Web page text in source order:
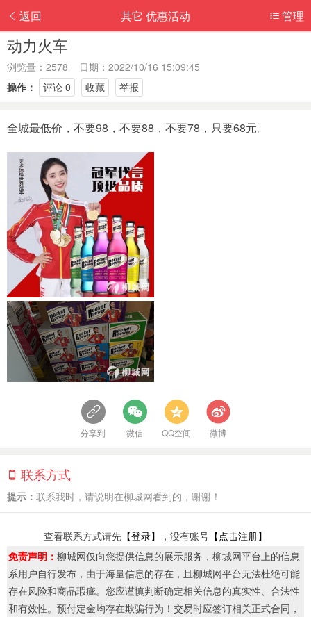
返回 管理
其它 优惠活动
动力火车
浏览量：2578 日期：2022/10/16 15:09:45
操作：
评论 0 收藏 举报
全城最低价，不要98，不要88，不要78，只要68元。
分享到 微信 QQ空间 微博
联系方式
提示： 联系我时，请说明在柳城网看到的，谢谢！
查看联系方式请先 【登录】 ，没有账号 【点击注册】
免责声明： 柳城网仅向您提供信息的展示服务，柳城网平台上的信息
系用户自行发布，由于海量信息的存在，且柳城网平台无法杜绝可能
存在风险和商品瑕疵。您应谨慎判断确定相关信息的真实性、合法性
和有效性。预付定金均存在欺骗行为！交易时应签订相关正式合同，